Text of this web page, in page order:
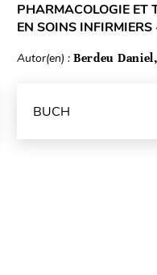
PHARMACOLOGIE ET
EN SOINS INFIRMIERS
Autor(en) : Berdeu
BUCH